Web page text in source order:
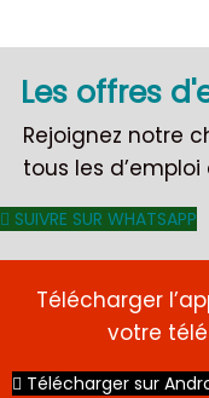
Les offres
Rejoignez notre
tous les
SUIVRE SUR WHATSAPP
Télécharger
votre
Télécharger sur